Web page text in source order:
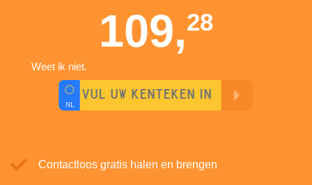
109,28
Weet ik niet.
Contactloos gratis halen en brengen